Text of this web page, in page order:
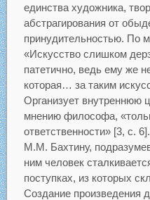
единства художника,
абстрагирования от
принудительностью. По
«Искусство слишком
патетично, ведь ему же
которая… за таким
Организует внутреннюю
мнению философа,
ответственности» [3, c.
М.М. Бахтину,
ним человек
поступках, из которых
Создание произведения